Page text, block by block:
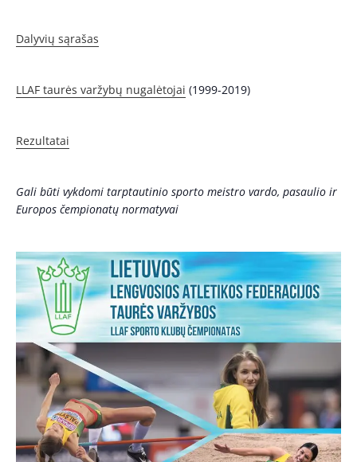
Dalyvių sąrašas
LLAF taurės varžybų nugalėtojai (1999-2019)
Rezultatai
Gali būti vykdomi tarptautinio sporto meistro vardo, pasaulio ir
Europos čempionatų normatyvai